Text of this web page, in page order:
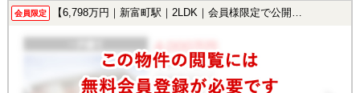
会員限定 【6,798万円｜新富町駅｜2LDK｜会員様限定で公開中！】